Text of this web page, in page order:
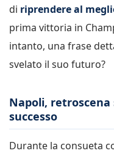
di riprendere al
prima vittoria in
intanto, una frase
svelato il suo futuro?
Napoli, retroscena
successo
Durante la consueta